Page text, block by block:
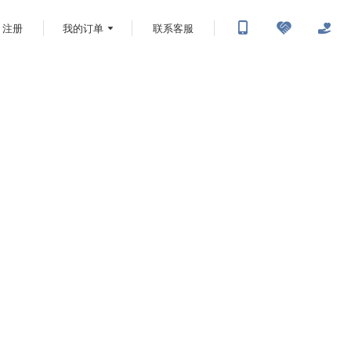
注册 我的订单 联系客服